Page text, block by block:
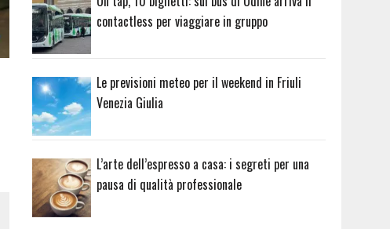
contactless per viaggiare in gruppo
Le previsioni meteo per il weekend in Friuli
Venezia Giulia
L’arte dell’espresso a casa: i segreti per una
pausa di qualità professionale